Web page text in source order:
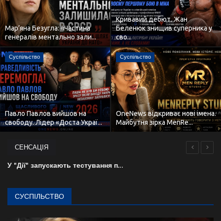
Мар’яна Безугла: «Частина
генералів ментально зали...
Кривавий дебют. Жан
Беленюк знищив суперника у
сво...
Суспільство
Павло Павлов вийшов на
свободу. Лідер «Доста Украї...
Суспільство
OneNews відкриває нові імена.
Майбутня зірка MenRe...
СЕНСАЦІЯ
У "Дії" запускають тестування пенсійних посвідчень та посвідки на проживання
СУСПІЛЬСТВО